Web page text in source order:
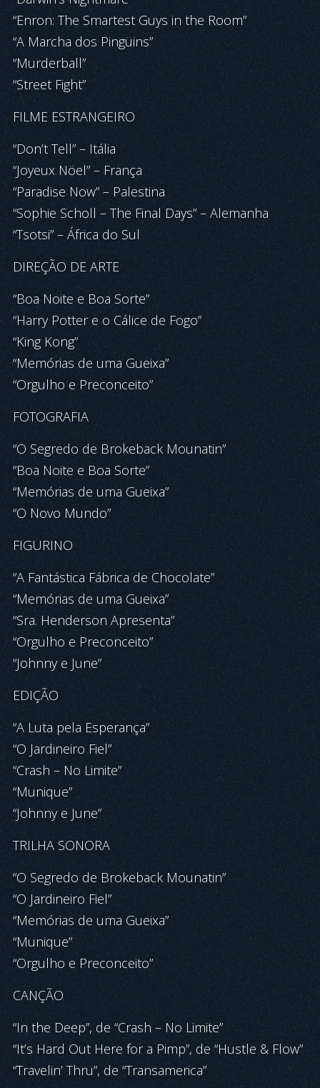
“Enron: The Smartest Guys in the Room”
“A Marcha dos Pingüins”
“Murderball”
“Street Fight”
FILME ESTRANGEIRO
“Don’t Tell” – Itália
“Joyeux Nöel” – França
“Paradise Now” – Palestina
“Sophie Scholl – The Final Days” – Alemanha
“Tsotsi” – África do Sul
DIREÇÃO DE ARTE
“Boa Noite e Boa Sorte”
“Harry Potter e o Cálice de Fogo”
“King Kong”
“Memórias de uma Gueixa”
“Orgulho e Preconceito”
FOTOGRAFIA
“O Segredo de Brokeback Mounatin”
“Boa Noite e Boa Sorte”
“Memórias de uma Gueixa”
“O Novo Mundo”
FIGURINO
“A Fantástica Fábrica de Chocolate”
“Memórias de uma Gueixa”
“Sra. Henderson Apresenta”
“Orgulho e Preconceito”
“Johnny e June”
EDIÇÃO
“A Luta pela Esperança”
“O Jardineiro Fiel”
“Crash – No Limite”
“Munique”
“Johnny e June”
TRILHA SONORA
“O Segredo de Brokeback Mounatin”
“O Jardineiro Fiel”
“Memórias de uma Gueixa”
“Munique”
“Orgulho e Preconceito”
CANÇÃO
“In the Deep”, de “Crash – No Limite”
“It’s Hard Out Here for a Pimp”, de “Hustle & Flow”
“Travelin’ Thru”, de “Transamerica”